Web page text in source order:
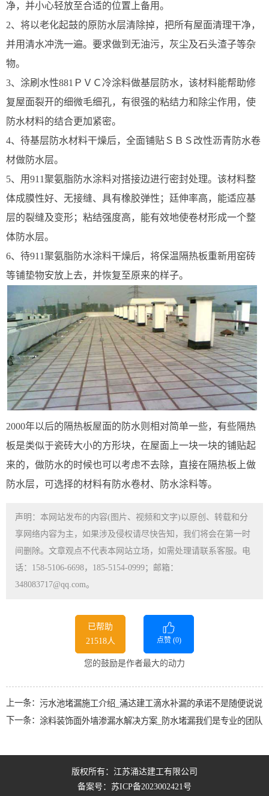
净，并小心轻放至合适的位置上备用。
2、将以老化起鼓的原防水层清除掉，把所有屋面清理干净，
并用清水冲洗一遍。要求做到无油污，灰尘及石头渣子等杂
物。
3、涂刷水性881ＰＶＣ冷涂料做基层防水，该材料能帮助修
复屋面裂开的细微毛细孔，有很强的粘结力和除尘作用，使
防水材料的结合更加紧密。
4、待基层防水材料干燥后，全面铺贴ＳＢＳ改性沥青防水卷
材做防水层。
5、用911聚氨脂防水涂料对搭接边进行密封处理。该材料整
体成膜性好、无接缝、具有橡胶弹性；廷伸率高，能适应基
层的裂缝及变形；粘结强度高，能有效地使卷材形成一个整
体防水层。
6、待911聚氨脂防水涂料干燥后，将保温隔热板重新用窑砖
等铺垫物安放上去，并恢复至原来的样子。
2000年以后的隔热板屋面的防水则相对简单一些，有些隔热
板是类似于瓷砖大小的方形块，在屋面上一块一块的铺贴起
来的，做防水的时候也可以考虑不去除，直接在隔热板上做
防水层，可选择的材料有防水卷材、防水涂料等。
声明：本网站发布的内容(图片、视频和文字)以原创、转载和分
享网络内容为主，如果涉及侵权请尽快告知，我们将会在第一时
间删除。文章观点不代表本网站立场，如需处理请联系客服。电
话：158-5106-6698，185-5154-0999；邮箱：
348083717@qq.com。
已帮助
21518人
点赞 (0)
您的鼓励是作者最大的动力
上一条： 污水池堵漏施工介绍_涌达建工滴水补漏的承诺不是随便说说
下一条： 涂料装饰面外墙渗漏水解决方案_防水堵漏我们是专业的团队
版权所有：江苏涌达建工有限公司
备案号： 苏ICP备2023002421号